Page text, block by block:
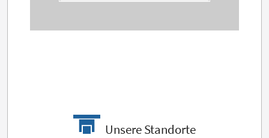
Unsere Standorte